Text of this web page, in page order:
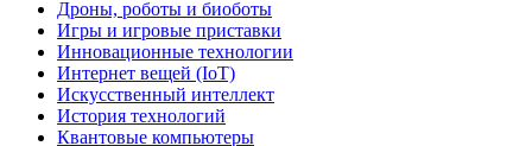
Дроны, роботы и биоботы
Игры и игровые приставки
Инновационные технологии
Интернет вещей (IoT)
Искусственный интеллект
История технологий
Квантовые компьютеры